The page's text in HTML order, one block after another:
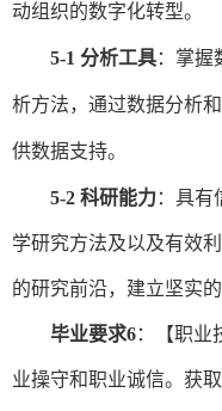
动组织的数字化转型。
5-1 分析工具： 掌握
析方法，通过数据分析
供数据支持。
5-2 科研能力：具有
学研究方法及以及有效
的研究前沿，建立坚实
毕业要求6： 【职业
业操守和职业诚信。 获